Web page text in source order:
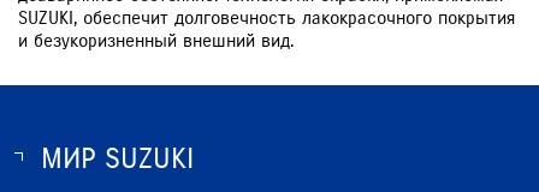
SUZUKI, обеспечит долговечность лакокрасочного покрытия
и безукоризненный внешний вид.
МИР SUZUKI